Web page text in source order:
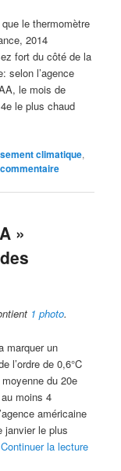
le thermomètre
2014
fort du côté de la
selon l’agence
le mois de
le plus chaud
climatique,
»
1 photo.
marquer un
l’ordre de 0,6°C
du 20e
moins 4
américaine
janvier le plus
Continuer la lecture